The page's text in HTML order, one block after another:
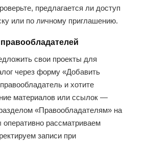
предлагается ли доступ
или по личному приглашению.
свои проекты для
через форму «Добавить
и хотите
материалов или ссылок —
«Правообладателям» на
рассматриваем
записи при